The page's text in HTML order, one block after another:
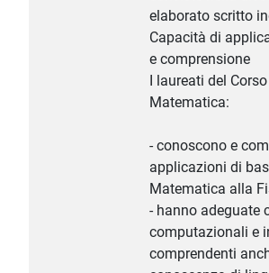
elaborato scritto
Capacità di
e comprensione
I laureati del
Matematica:
- conoscono e
applicazioni di
Matematica alla
- hanno adeguate
computazionali e
comprendenti